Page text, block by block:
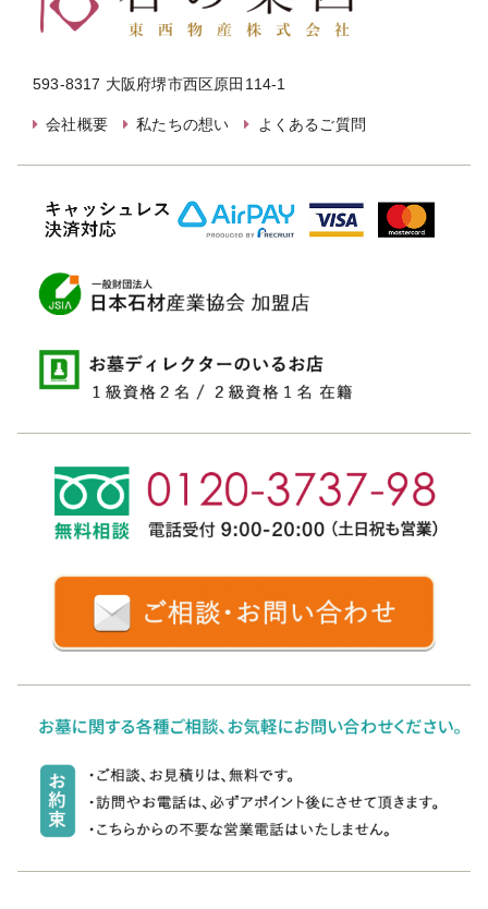
593-8317 大阪府堺市西区原田114-1
会社概要 私たちの想い よくあるご質問